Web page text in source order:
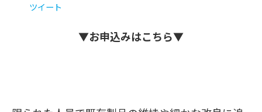
ツイート
▼お申込みはこちら▼